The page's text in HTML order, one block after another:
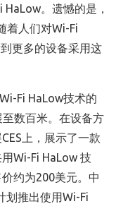
。遗憾的是，
着人们对Wi-Fi
更多的设备采用这
Fi HaLow技术的
数百米。在设备方
上，展示了一款
Wi-Fi HaLow 技
约为200美元。中
划推出使用Wi-Fi